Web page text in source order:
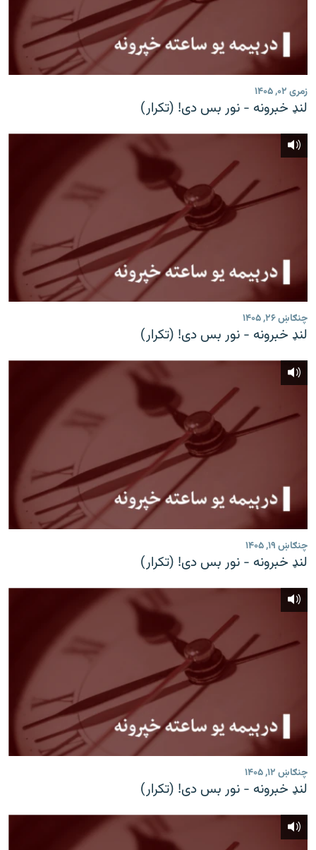
زمری ۰۲, ۱۴۰۵
لنډ خبرونه - نور بس دی! (تکرار)
چنګاښ ۲۶, ۱۴۰۵
لنډ خبرونه - نور بس دی! (تکرار)
چنګاښ ۱۹, ۱۴۰۵
لنډ خبرونه - نور بس دی! (تکرار)
چنګاښ ۱۲, ۱۴۰۵
لنډ خبرونه - نور بس دی! (تکرار)